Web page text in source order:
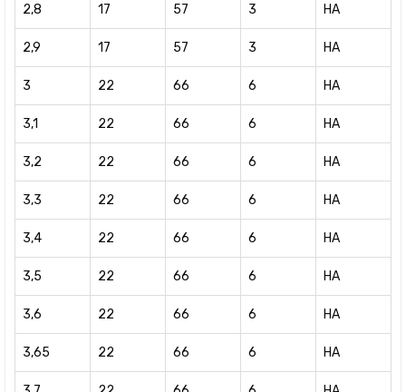
2,8 17 57 3 HA
2,9 17 57 3 HA
3 22 66 6 HA
3,1 22 66 6 HA
3,2 22 66 6 HA
3,3 22 66 6 HA
3,4 22 66 6 HA
3,5 22 66 6 HA
3,6 22 66 6 HA
3,65 22 66 6 HA